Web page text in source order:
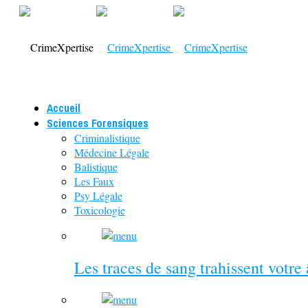
Accueil
Sciences Forensiques
Criminalistique
Médecine Légale
Balistique
Les Faux
Psy Légale
Toxicologie
Les traces de sang trahissent votre